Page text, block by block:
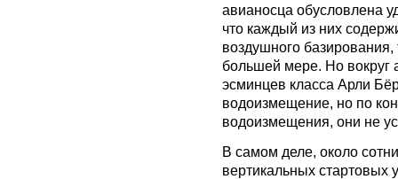
авианосца обусловлена
что каждый из них
воздушного
большей мере. Но вокруг
эсминцев класса Арли
водоизмещение, но по
водоизмещения, они не
В самом деле, около
вертикальных стартовых